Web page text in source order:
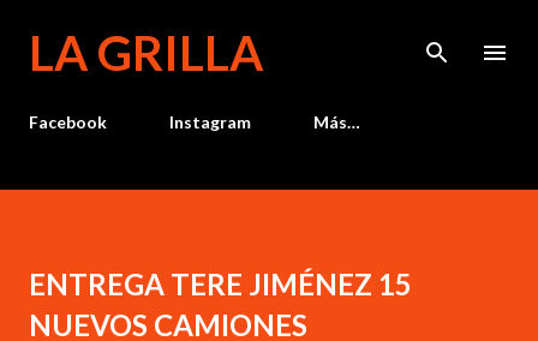
LA GRILLA
Facebook Instagram Más…
ENTREGA TERE JIMÉNEZ 15
NUEVOS CAMIONES